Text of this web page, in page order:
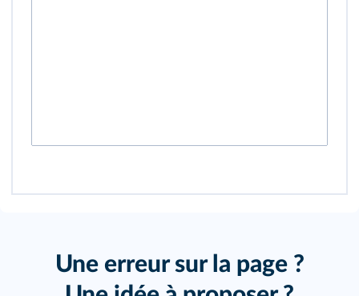
Une erreur sur la page ?